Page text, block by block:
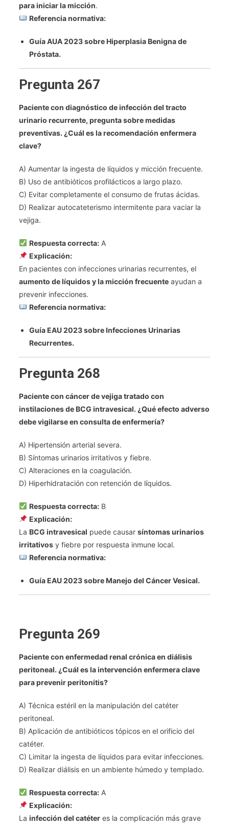
para iniciar la micción.
Referencia normativa:
Guía AUA 2023 sobre Hiperplasia Benigna de
Próstata.
Pregunta 267
Paciente con diagnóstico de infección del tracto
urinario recurrente, pregunta sobre medidas
preventivas. ¿Cuál es la recomendación enfermera
clave?
A) Aumentar la ingesta de líquidos y micción frecuente.
B) Uso de antibióticos profilácticos a largo plazo.
C) Evitar completamente el consumo de frutas ácidas.
D) Realizar autocateterismo intermitente para vaciar la
vejiga.
Respuesta correcta: A
Explicación:
En pacientes con infecciones urinarias recurrentes, el
aumento de líquidos y la micción frecuente ayudan a
prevenir infecciones.
Referencia normativa:
Guía EAU 2023 sobre Infecciones Urinarias
Recurrentes.
Pregunta 268
Paciente con cáncer de vejiga tratado con
instilaciones de BCG intravesical. ¿Qué efecto adverso
debe vigilarse en consulta de enfermería?
A) Hipertensión arterial severa.
B) Síntomas urinarios irritativos y fiebre.
C) Alteraciones en la coagulación.
D) Hiperhidratación con retención de líquidos.
Respuesta correcta: B
Explicación:
LaBCG intravesical puede causarsíntomas urinarios
irritativos y fiebre por respuesta inmune local.
Referencia normativa:
Guía EAU 2023 sobre Manejo del Cáncer Vesical.
Pregunta 269
Paciente con enfermedad renal crónica en diálisis
peritoneal. ¿Cuál es la intervención enfermera clave
para prevenir peritonitis?
A) Técnica estéril en la manipulación del catéter
peritoneal.
B) Aplicación de antibióticos tópicos en el orificio del
catéter.
C) Limitar la ingesta de líquidos para evitar infecciones.
D) Realizar diálisis en un ambiente húmedo y templado.
Respuesta correcta: A
Explicación:
Lainfección del catéter es la complicación más grave